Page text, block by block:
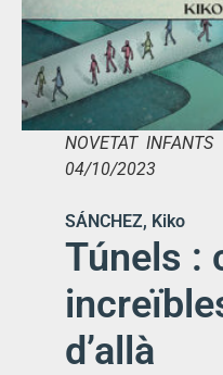
NOVETAT INFANTS
04/10/2023
SÁNCHEZ, Kiko
Túnels :
d’allà